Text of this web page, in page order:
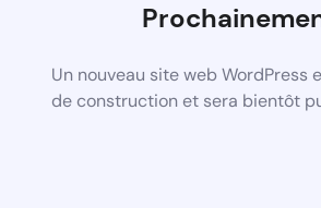
Un nouveau site web WordPress
de construction et sera bientôt